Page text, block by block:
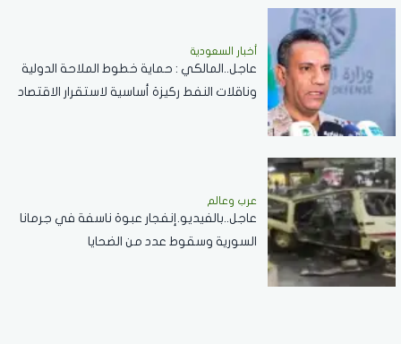
أخبار السعودية
عاجل..المالكي : حماية خطوط الملاحة الدولية
وناقلات النفط ركيزة أساسية لاستقرار الاقتصاد
عرب وعالم
عاجل..بالفيديو.إنفجار عبوة ناسفة في جرمانا
السورية وسقوط عدد من الضحايا